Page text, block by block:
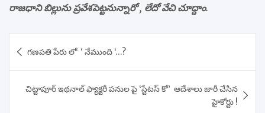
రాజధాని బిల్లును ప్రవేశపెట్టనున్నారో , లేదో వేచి చూద్దాం.
navigation
గణపతి పేరు లో ‘ నేముంది ‘…?
చిట్టాపూర్ ఇథనాల్ ఫ్యాక్టరీ పనుల పై ‘స్టేటస్ కో’ ఆదేశాలు జారీ చేసిన
హైకోర్టు !